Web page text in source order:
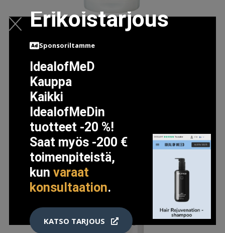
HAVE A ORANGE CLEANSING FOAM, 150 ML IT'S SKIN
IHONPUHDISTUS
5.95 EUR
Erikoistarjous
Sponsoriltamme
IdealofMeD
Kauppa
Kaikki
IdealofMeDin
tuotteet -20 %!
Saat myös -200 €
toimenpiteistä,
kunvaraat
konsultaation.
KATSO TARJOUS